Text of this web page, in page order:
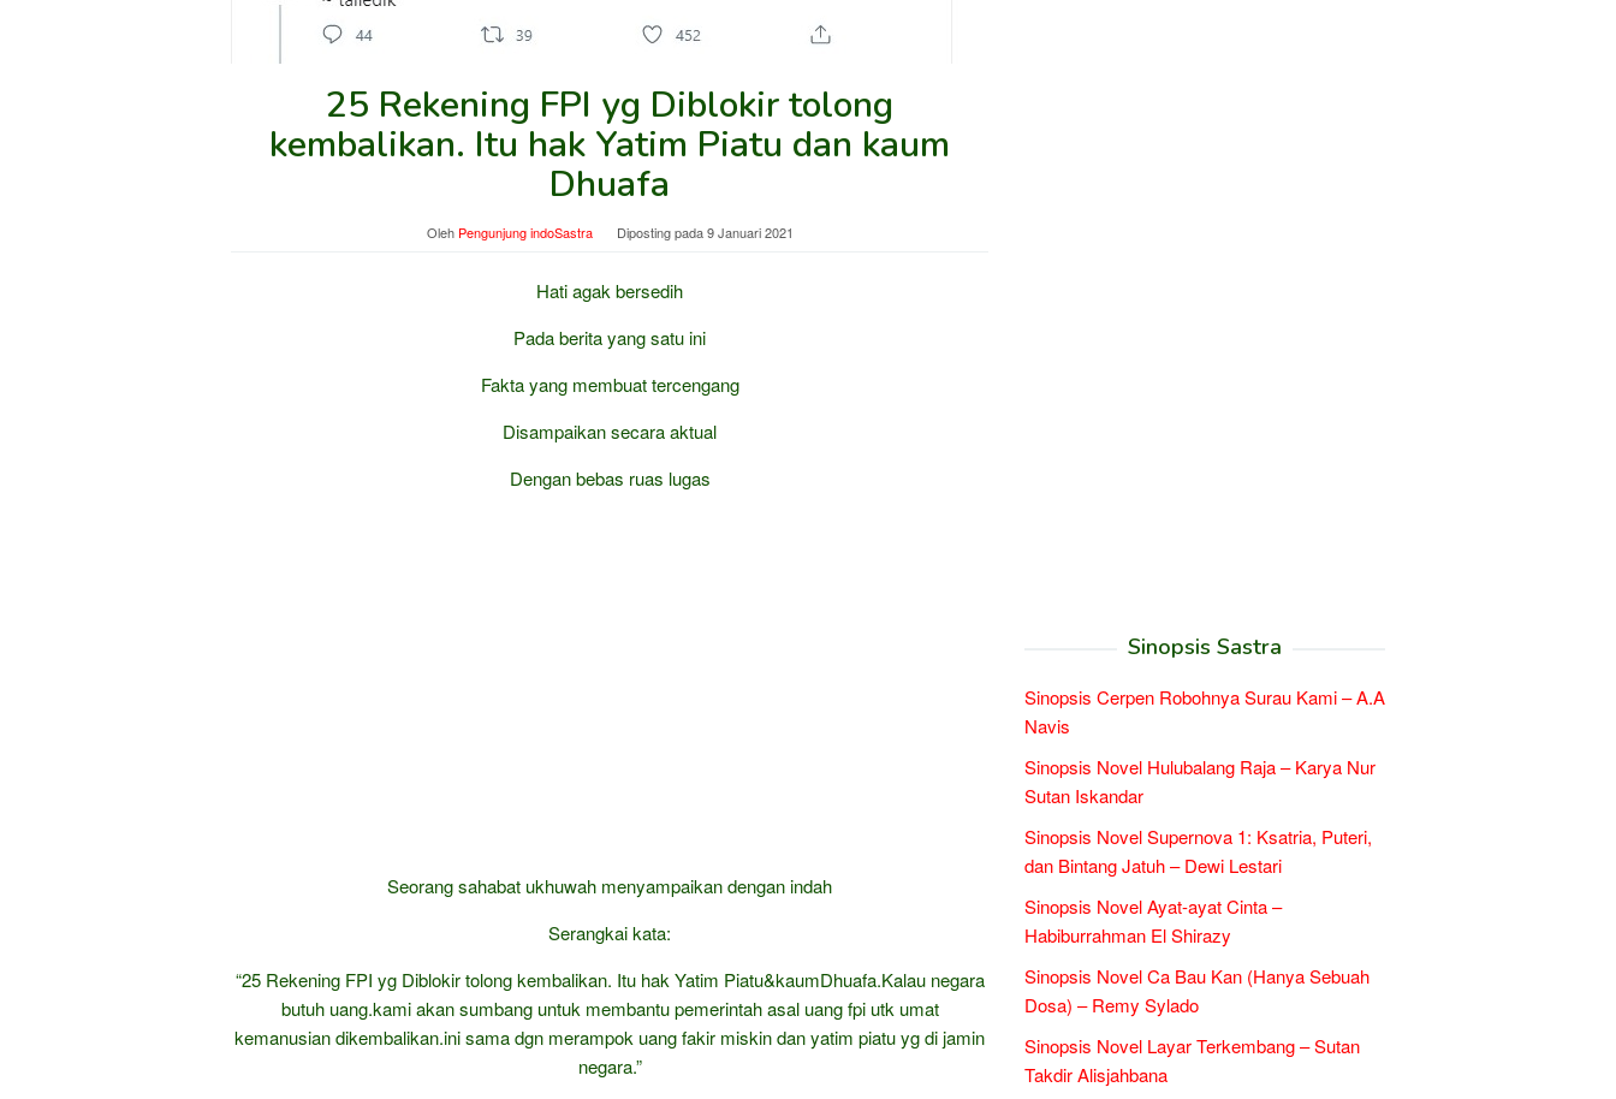
25 Rekening FPI yg Diblokir tolong
kembalikan. Itu hak Yatim Piatu dan kaum
Dhuafa
Oleh Pengunjung indoSastra Diposting pada9 Januari 2021
Hati agak bersedih
Pada berita yang satu ini
Fakta yang membuat tercengang
Disampaikan secara aktual
Dengan bebas ruas lugas
Seorang sahabat ukhuwah menyampaikan dengan indah
Serangkai kata:
“25 Rekening FPI yg Diblokir tolong kembalikan. Itu hak Yatim Piatu&kaumDhuafa.Kalau negara
butuh uang.kami akan sumbang untuk membantu pemerintah asal uang fpi utk umat
kemanusian dikembalikan.ini sama dgn merampok uang fakir miskin dan yatim piatu yg di jamin
negara.”
Sinopsis Sastra
Sinopsis Cerpen Robohnya Surau Kami – A.A
Navis
Sinopsis Novel Hulubalang Raja – Karya Nur
Sutan Iskandar
Sinopsis Novel Supernova 1: Ksatria, Puteri,
dan Bintang Jatuh – Dewi Lestari
Sinopsis Novel Ayat-ayat Cinta –
Habiburrahman El Shirazy
Sinopsis Novel Ca Bau Kan (Hanya Sebuah
Dosa) – Remy Sylado
Sinopsis Novel Layar Terkembang – Sutan
Takdir Alisjahbana